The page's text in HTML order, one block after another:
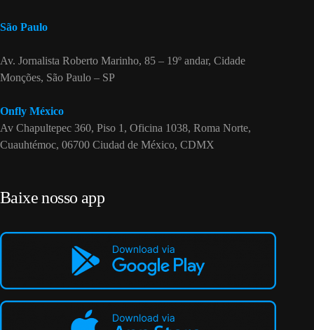
São Paulo
Av. Jornalista Roberto Marinho, 85 – 19º andar, Cidade
Monções, São Paulo – SP
Onfly México
Av Chapultepec 360, Piso 1, Oficina 1038, Roma Norte,
Cuauhtémoc, 06700 Ciudad de México, CDMX
Baixe nosso app